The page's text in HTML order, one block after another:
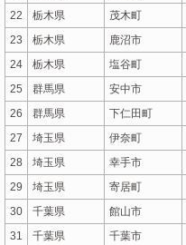
22
栃木県 茂木町
23
栃木県 鹿沼市
24
栃木県 塩谷町
25
群馬県 安中市
26
群馬県 下仁田町
27
埼玉県 伊奈町
28
埼玉県 幸手市
29
埼玉県 寄居町
30
千葉県 館山市
31
千葉県 千葉市